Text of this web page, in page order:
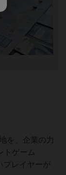
を、企業の力
トゲーム
プレイヤーが